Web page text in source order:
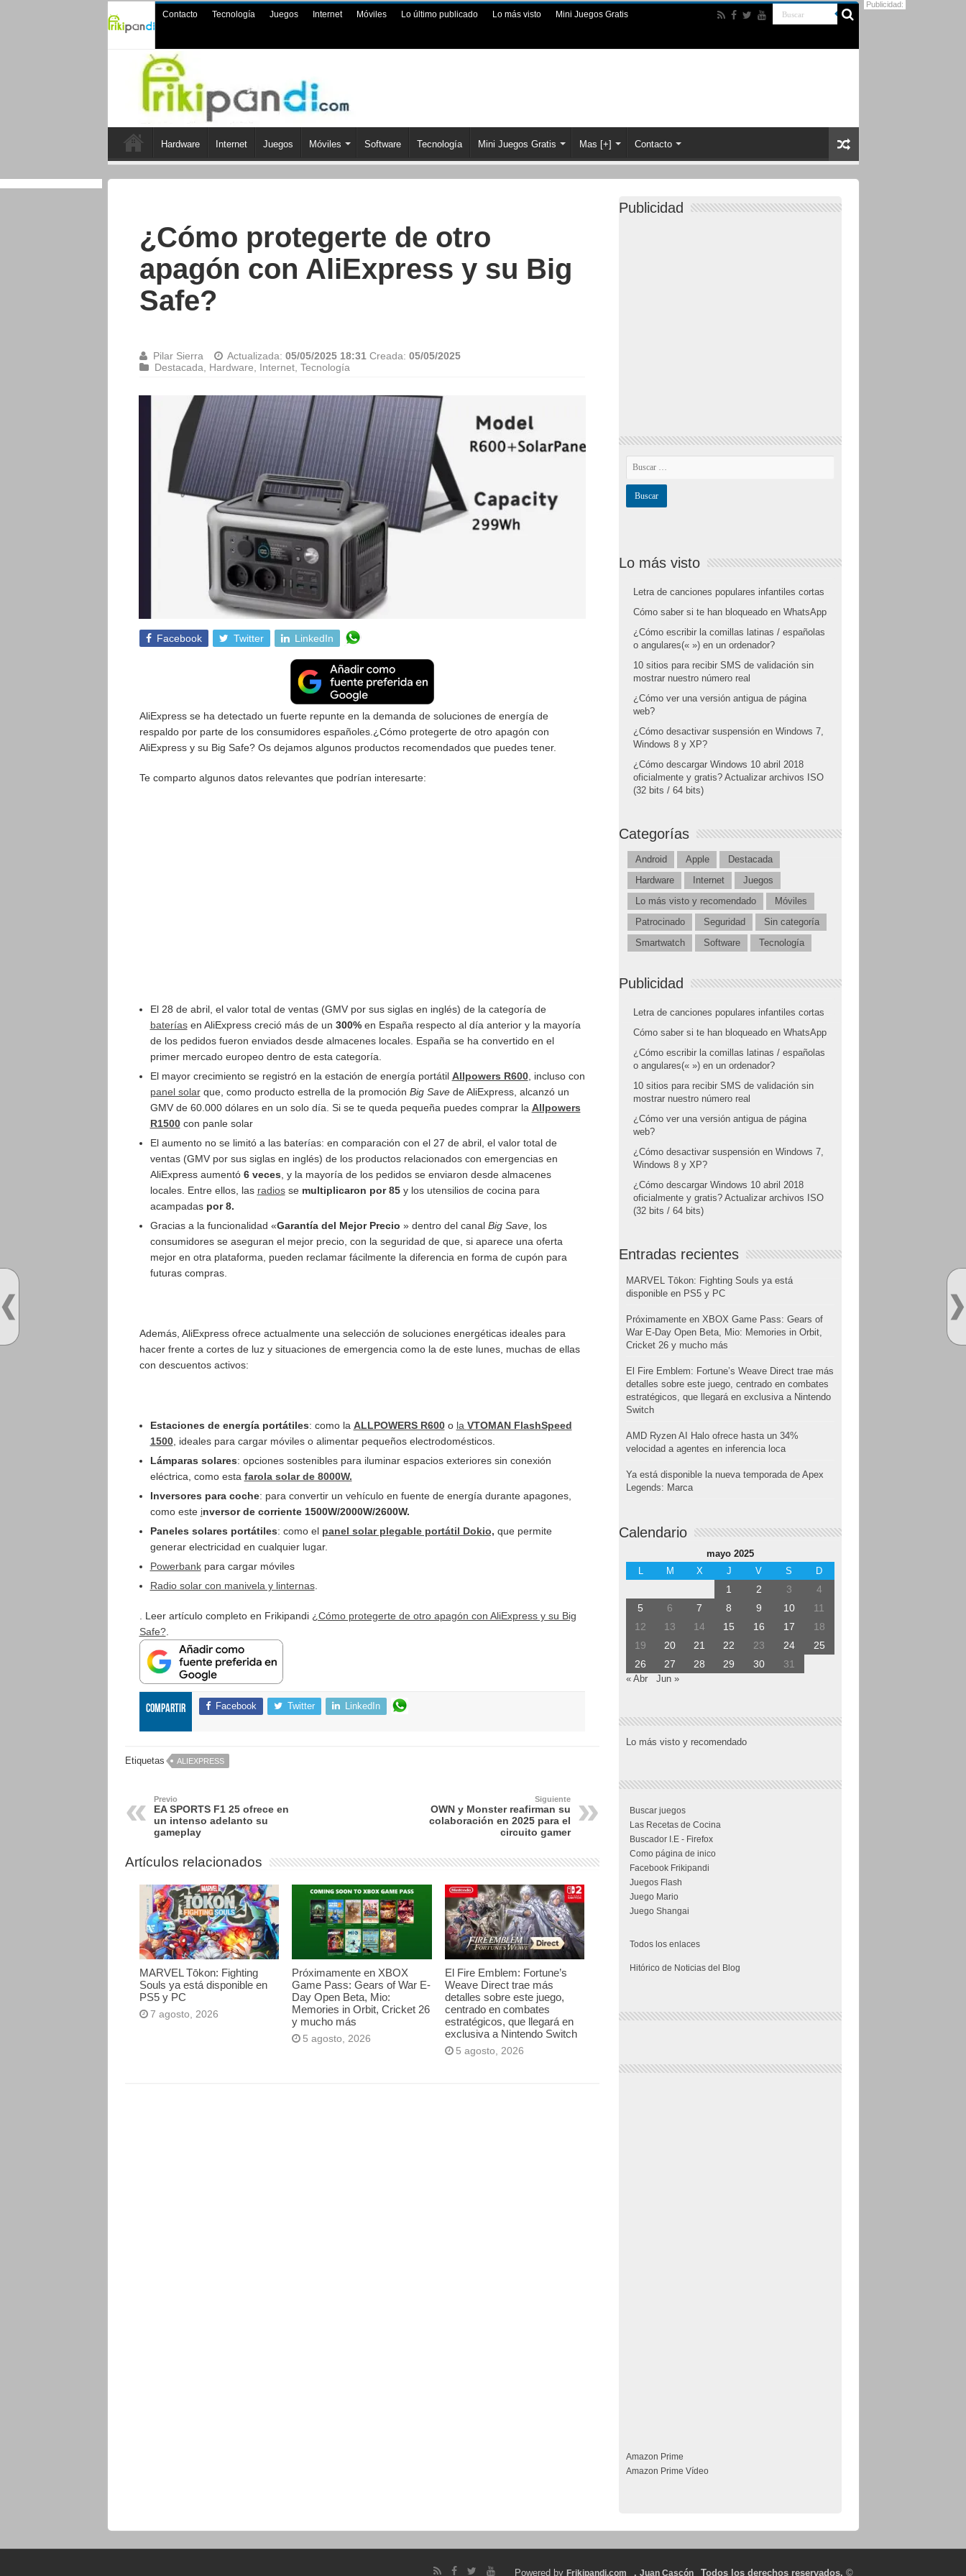
Contacto Tecnología Juegos Internet Móviles Lo último publicado Lo más visto Mini Juegos Gratis
Hardware Internet Juegos Móviles Software Tecnología Mini Juegos Gratis Mas [+] Contacto
¿Cómo protegerte de otro
apagón con AliExpress y su Big
Safe?
Pilar Sierra Actualizada: 05/05/2025 18:31 Creada: 05/05/2025
Destacada
Hardware Internet, Tecnología
Facebook Twitter LinkedIn
AliExpress se ha detectado un fuerte repunte en la demanda de soluciones de energía de
respaldo por parte de los consumidores españoles.¿Cómo protegerte de otro apagón con
AliExpress y su Big Safe? Os dejamos algunos productos recomendados que puedes tener.
Te comparto algunos datos relevantes que podrían interesarte:
El 28 de abril, el valor total de ventas (GMV por sus siglas en inglés) de la categoría de
bateríasen AliExpress creció más de un 300%en España respecto al día anterior y la mayoría
de los pedidos fueron enviados desde almacenes locales. España se ha convertido en el
primer mercado europeo dentro de esta categoría.
El mayor crecimiento se registró en la estación de energía portátil Allpowers R600, incluso con
panel solarque, como producto estrella de la promoción Big Save de AliExpress, alcanzó un
GMV de 60.000 dólares en un solo día. Si se te queda pequeña puedes comprar la Allpowers
R1500con panle solar
El aumento no se limitó a las baterías: en comparación con el 27 de abril, el valor total de
ventas (GMV por sus siglas en inglés) de los productos relacionados con emergencias en
AliExpress aumentó 6 veces , y la mayoría de los pedidos se enviaron desde almacenes
locales. Entre ellos, las radiosse multiplicaron por 85y los utensilios de cocina para
acampadas por 8.
Gracias a la funcionalidad «Garantía del Mejor Precio » dentro del canal Big Save, los
consumidores se aseguran el mejor precio, con la seguridad de que, si aparece una oferta
mejor en otra plataforma, pueden reclamar fácilmente la diferencia en forma de cupón para
futuras compras.
Además, AliExpress ofrece actualmente una selección de soluciones energéticas ideales para
hacer frente a cortes de luz y situaciones de emergencia como la de este lunes, muchas de ellas
con descuentos activos:
Estaciones de energía portátiles: como la ALLPOWERS R600o la VTOMAN FlashSpeed
1500, ideales para cargar móviles o alimentar pequeños electrodomésticos.
Lámparas solares: opciones sostenibles para iluminar espacios exteriores sin conexión
eléctrica, como esta farola solar de 8000W.
Inversores para coche: para convertir un vehículo en fuente de energía durante apagones,
como este inversor de corriente 1500W/2000W/2600W.
Paneles solares portátiles: como el panel solar plegable portátil Dokio, que permite
generar electricidad en cualquier lugar.
Powerbankpara cargar móviles
Radio solar con manivela y linternas.
. Leer artículo completo en Frikipandi ¿Cómo protegerte de otro apagón con AliExpress y su Big
Safe?.
Compartir Facebook Twitter LinkedIn
Etiquetas ALIEXPRESS
Previo
EA SPORTS F1 25 ofrece en
un intenso adelanto su
gameplay
Siguiente
OWN y Monster reafirman su
colaboración en 2025 para el
circuito gamer
Artículos relacionados
MARVEL Tōkon: Fighting
Souls ya está disponible en
PS5 y PC
7 agosto, 2026
Próximamente en XBOX
Game Pass: Gears of War E-
Day Open Beta, Mio:
Memories in Orbit, Cricket 26
y mucho más
5 agosto, 2026
El Fire Emblem: Fortune’s
Weave Direct trae más
detalles sobre este juego,
centrado en combates
estratégicos, que llegará en
exclusiva a Nintendo Switch
5 agosto, 2026
Publicidad
Lo más visto
Letra de canciones populares infantiles cortas
Cómo saber si te han bloqueado en WhatsApp
¿Cómo escribir la comillas latinas / españolas
o angulares(« ») en un ordenador?
10 sitios para recibir SMS de validación sin
mostrar nuestro número real
¿Cómo ver una versión antigua de página
web?
¿Cómo desactivar suspensión en Windows 7,
Windows 8 y XP?
¿Cómo descargar Windows 10 abril 2018
oficialmente y gratis? Actualizar archivos ISO
(32 bits / 64 bits)
Categorías
Android Apple
Destacada
Hardware
Internet
Juegos
Lo más visto y recomendado
Móviles
Patrocinado
Seguridad
Sin categoría
Smartwatch
Software Tecnología
Publicidad
Letra de canciones populares infantiles cortas
Cómo saber si te han bloqueado en WhatsApp
¿Cómo escribir la comillas latinas / españolas
o angulares(« ») en un ordenador?
10 sitios para recibir SMS de validación sin
mostrar nuestro número real
¿Cómo ver una versión antigua de página
web?
¿Cómo desactivar suspensión en Windows 7,
Windows 8 y XP?
¿Cómo descargar Windows 10 abril 2018
oficialmente y gratis? Actualizar archivos ISO
(32 bits / 64 bits)
Entradas recientes
MARVEL Tōkon: Fighting Souls ya está
disponible en PS5 y PC
Próximamente en XBOX Game Pass: Gears of
War E-Day Open Beta, Mio: Memories in Orbit,
Cricket 26 y mucho más
El Fire Emblem: Fortune’s Weave Direct trae más
detalles sobre este juego, centrado en combates
estratégicos, que llegará en exclusiva a Nintendo
Switch
AMD Ryzen AI Halo ofrece hasta un 34%
velocidad a agentes en inferencia loca
Ya está disponible la nueva temporada de Apex
Legends: Marca
Calendario
mayo 2025
L
M X J V S D
1 2 3
4
5
6 7 8 9 10
11
12
13 14 15 16 17
18
19
20 21 22 23 24
25
26
27 28 29 30 31
« Abr Jun »
Lo más visto y recomendado
Buscar juegos
Las Recetas de Cocina
Buscador I.E - Firefox
Como página de inico
Facebook Frikipandi
Juegos Flash
Juego Mario
Juego Shangai
Todos los enlaces
Hitórico de Noticias del Blog
Publicidad:
Amazon Prime
Amazon Prime Vídeo
Powered by Frikipandi.com . Juan Cascón Todos los derechos reservados. ©